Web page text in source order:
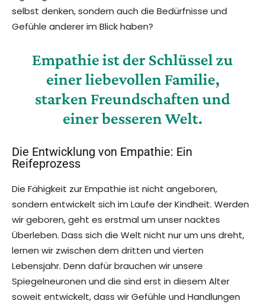
selbst denken, sondern auch die Bedürfnisse und
Gefühle anderer im Blick haben?
Empathie ist der Schlüssel zu
einer liebevollen Familie,
starken Freundschaften und
einer besseren Welt.
Die Entwicklung von Empathie: Ein
Reifeprozess
Die Fähigkeit zur Empathie ist nicht angeboren,
sondern entwickelt sich im Laufe der Kindheit. Werden
wir geboren, geht es erstmal um unser nacktes
Überleben. Dass sich die Welt nicht nur um uns dreht,
lernen wir zwischen dem dritten und vierten
Lebensjahr. Denn dafür brauchen wir unsere
Spiegelneuronen und die sind erst in diesem Alter
soweit entwickelt, dass wir Gefühle und Handlungen